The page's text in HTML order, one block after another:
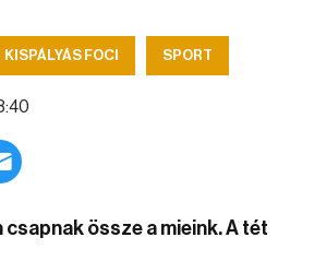
KISPÁLYÁS FOCI SPORT
csapnak össze a mieink. A tét